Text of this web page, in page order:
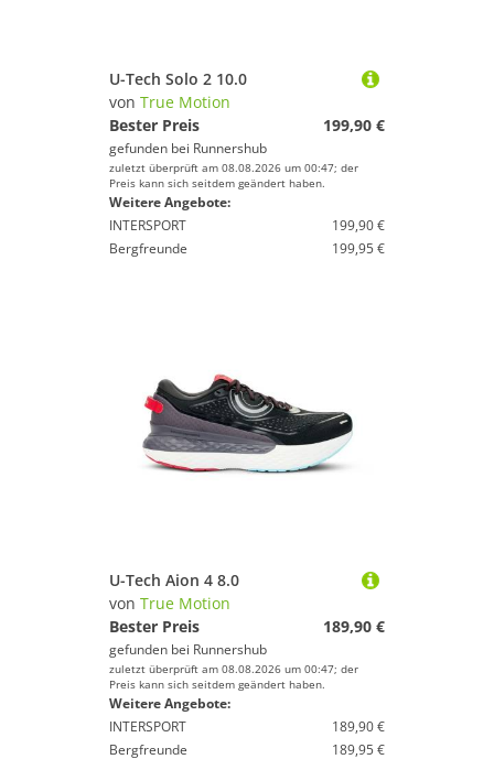
U-Tech Solo 2 10.0
von True Motion
Bester Preis
199,90 €
gefunden bei Runnershub
zuletzt überprüft am 08.08.2026 um 00:47; der
Preis kann sich seitdem geändert haben.
Weitere Angebote:
INTERSPORT
199,90 €
Bergfreunde
199,95 €
U-Tech Aion 4 8.0
von True Motion
Bester Preis
189,90 €
gefunden bei Runnershub
zuletzt überprüft am 08.08.2026 um 00:47; der
Preis kann sich seitdem geändert haben.
Weitere Angebote:
INTERSPORT
189,90 €
Bergfreunde
189,95 €